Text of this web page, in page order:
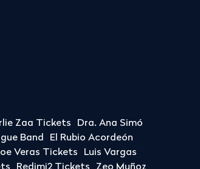
Zaa Tickets
Dra. Ana Simó
Band
El Rubio Acordeón
Veras Tickets
Luis Vargas